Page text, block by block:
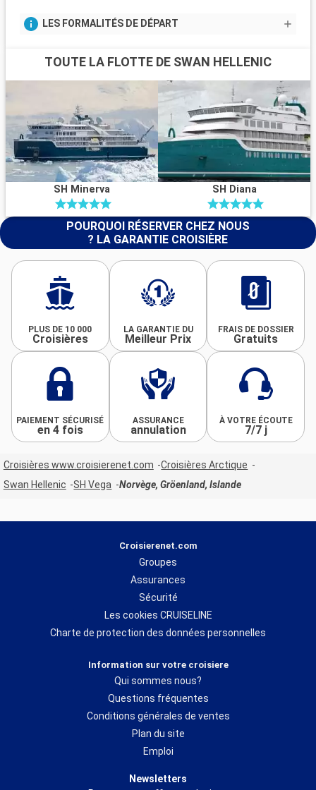
LES FORMALITÉS DE DÉPART
TOUTE LA FLOTTE DE SWAN HELLENIC
SH Minerva SH Diana
POURQUOI RÉSERVER CHEZ NOUS
? LA GARANTIE CROISIÈRE
PLUS DE 10 000
Croisières
LA GARANTIE DU
Meilleur Prix
FRAIS DE DOSSIER
Gratuits
PAIEMENT SÉCURISÉ
en 4 fois
ASSURANCE
annulation
À VOTRE ÉCOUTE
7/7 j
Croisières www.croisierenet.com
Croisières Arctique
Swan Hellenic
SH Vega Norvège, Gröenland, Islande
Croisierenet.com
Groupes
Assurances
Sécurité
Les cookies CRUISELINE
Charte de protection des données personnelles
Information sur votre croisiere
Qui sommes nous?
Questions fréquentes
Conditions générales de ventes
Plan du site
Emploi
Newsletters